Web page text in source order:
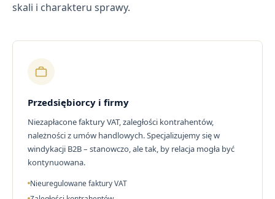
skali i charakteru sprawy.
Przedsiębiorcy i firmy
Niezapłacone faktury VAT, zaległości kontrahentów,
należności z umów handlowych. Specjalizujemy się w
windykacji B2B – stanowczo, ale tak, by relacja mogła być
kontynuowana.
Nieuregulowane faktury VAT